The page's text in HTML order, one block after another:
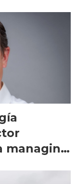
managing